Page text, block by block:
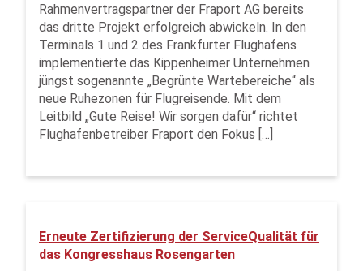
Rahmenvertragspartner der Fraport AG bereits
das dritte Projekt erfolgreich abwickeln. In den
Terminals 1 und 2 des Frankfurter Flughafens
implementierte das Kippenheimer Unternehmen
jüngst sogenannte „Begrünte Wartebereiche“ als
neue Ruhezonen für Flugreisende. Mit dem
Leitbild „Gute Reise! Wir sorgen dafür“ richtet
Flughafenbetreiber Fraport den Fokus […]
Erneute Zertifizierung der ServiceQualität für
das Kongresshaus Rosengarten